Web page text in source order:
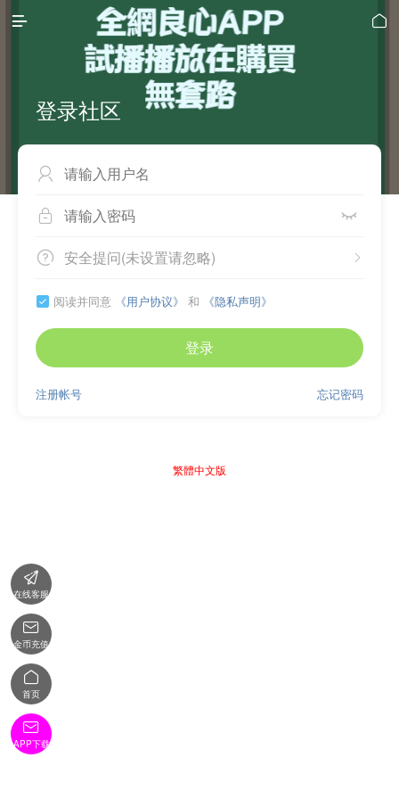
 
登录社区

 
 
安全提问(未设置请忽略)
 阅读并同意 《用户协议》 和 《隐私声明》
登录
忘记密码
注册帐号
繁體中文版

在线客服

金币充值

首页

APP下载